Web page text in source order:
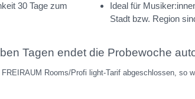
30 Tage zum
Ideal für
Stadt bzw. Region
Tagen endet die Probewoche
Rooms/Profi light-Tarif abgeschlossen, so